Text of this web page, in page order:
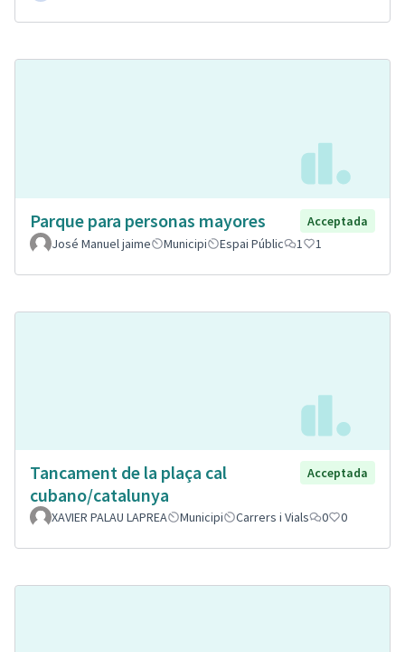
Parque para personas mayores
Acceptada
José Manuel jaime
Municipi Espai Públic 1 1
Tancament de la plaça cal
cubano/catalunya
Acceptada
XAVIER PALAU LAPREA Municipi Carrers i Vials 0 0